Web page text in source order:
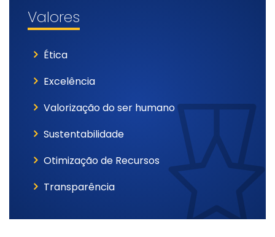
Valores
Ética
Excelência
Valorização do ser humano
Sustentabilidade
Otimização de Recursos
Transparência